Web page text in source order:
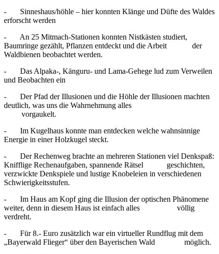
- Sinneshaus/höhle – hier konnten Klänge und Düfte des Waldes
erforscht werden
- An 25 Mitmach-Stationen konnten Nistkästen studiert,
Baumringe gezählt, Pflanzen entdeckt und die Arbeit der
Waldbienen beobachtet werden.
- Das Alpaka-, Känguru- und Lama-Gehege lud zum Verweilen
und Beobachten ein
- Der Pfad der Illusionen und die Höhle der Illusionen machten
deutlich, was uns die Wahrnehmung alles
vorgaukelt.
- Im Kugelhaus konnte man entdecken welche wahnsinnige
Energie in einer Holzkugel steckt.
- Der Rechenweg brachte an mehreren Stationen viel Denkspaß:
Knifflige Rechenaufgaben, spannende Rätsel geschichten,
verzwickte Denkspiele und lustige Knobeleien in verschiedenen
Schwierigkeitsstufen.
- Im Haus am Kopf ging die Illusion der optischen Phänomene
weiter, denn in diesem Haus ist einfach alles völlig
verdreht.
- Für 8.- Euro zusätzlich war ein virtueller Rundflug mit dem
„Bayerwald Flieger“ über den Bayerischen Wald möglich.